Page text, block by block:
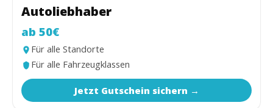
Autoliebhaber
ab 50€
Für alle Standorte
Für alle Fahrzeugklassen
Jetzt Gutschein sichern →